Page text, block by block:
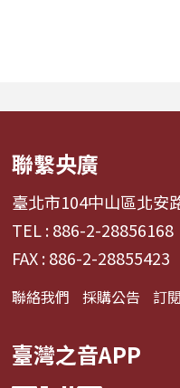
啦啦隊...
聯繫央廣
臺北市104中山區北安
TEL : 886-2-28856168
FAX : 886-2-28855423
聯絡我們 採購公告 訂
臺灣之音APP